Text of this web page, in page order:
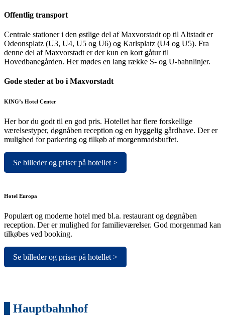
Offentlig transport
Centrale stationer i den østlige del af Maxvorstadt op til Altstadt er
Odeonsplatz (U3, U4, U5 og U6) og Karlsplatz (U4 og U5). Fra
denne del af Maxvorstadt er der kun en kort gåtur til
Hovedbanegården. Her mødes en lang række S- og U-bahnlinjer.
Gode steder at bo i Maxvorstadt
KING’s Hotel Center
Her bor du godt til en god pris. Hotellet har flere forskellige
værelsestyper, døgnåben reception og en hyggelig gårdhave. Der er
mulighed for parkering og tilkøb af morgenmadsbuffet.
Se billeder og priser på hotellet >
Hotel Europa
Populært og moderne hotel med bl.a. restaurant og døgnåben
reception. Der er mulighed for familieværelser. God morgenmad kan
tilkøbes ved booking.
Se billeder og priser på hotellet >
Hauptbahnhof